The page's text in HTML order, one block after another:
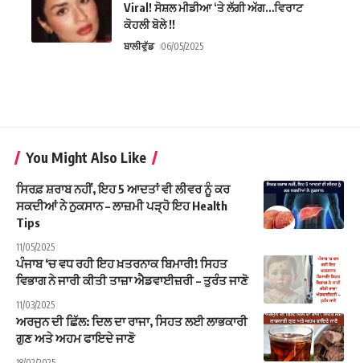
Viral! ਸੋਸ਼ਲ ਮੀਡੀਆ ‘ਤੇ ਲੱਗੀ ਅੱਗ…ਵਿਰਾਟ
ਕੋਹਲੀ ਬੋਲੇ !!
ਬਾਲੀਵੁੱਡ 06/05/2025
You Might Also Like
ਸਿਰਫ਼ ਸ਼ਰਾਬ ਨਹੀਂ, ਇਹ 5 ਆਦਤਾਂ ਵੀ ਲੀਵਰ ਨੂੰ ਕਰ
ਸਕਦੀਆਂ ਨੇ ਨੁਕਸਾਨ – ਲਾਜ਼ਮੀ ਪੜ੍ਹੋ ਇਹ Health
Tips
11/05/2025
ਪੰਜਾਬ ‘ਚ ਵਧ ਰਹੀ ਇਹ ਖ਼ਤਰਨਾਕ ਬਿਮਾਰੀ! ਸਿਹਤ
ਵਿਭਾਗ ਨੇ ਜਾਰੀ ਕੀਤੀ ਤਾਜ਼ਾ ਐਡਵਾਈਜ਼ਰੀ – ਤੁਰੰਤ ਜਾਣੋ
11/03/2025
ਅਰਜੁਨ ਦੀ ਛਿੱਲ: ਦਿਲ ਦਾ ਰਾਜਾ, ਸਿਹਤ ਲਈ ਲਾਭਕਾਰੀ
ਗੁਣ ਅਤੇ ਅਹਮ ਫਾਇਦੇ ਜਾਣੋ